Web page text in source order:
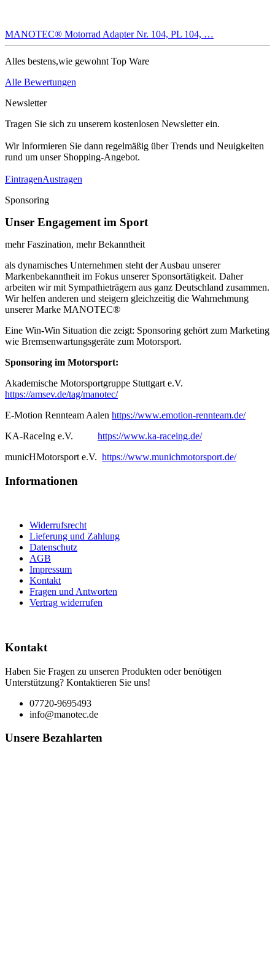
MANOTEC® Motorrad Adapter Nr. 104, PL 104, …
Alles bestens,wie gewohnt Top Ware
Alle Bewertungen
Newsletter
Tragen Sie sich zu unserem kostenlosen Newsletter ein.
Wir Informieren Sie dann regelmäßig über Trends und Neuigkeiten
rund um unser Shopping-Angebot.
EintragenAustragen
Sponsoring
Unser Engagement im Sport
mehr Faszination, mehr Bekanntheit
als dynamisches Unternehmen steht der Ausbau unserer
Markenbekanntheit im Fokus unserer Sponsortätigkeit. Daher
arbeiten wir mit Sympathieträgern aus ganz Deutschland zusammen.
Wir helfen anderen und steigern gleichzeitig die Wahrnehmung
unserer Marke MANOTEC®
Eine Win-Win Situation die zeigt: Sponsoring gehört zum Marketing
wie Bremsenwartungsgeräte zum Motorsport.
Sponsoring im Motorsport:
Akademische Motorsportgruppe Stuttgart e.V.
https://amsev.de/tag/manotec/
E-Motion Rennteam Aalen https://www.emotion-rennteam.de/
KA-RaceIng e.V. https://www.ka-raceing.de/
municHMotorsport e.V. https://www.munichmotorsport.de/
Informationen
Widerrufsrecht
Lieferung und Zahlung
Datenschutz
AGB
Impressum
Kontakt
Fragen und Antworten
Vertrag widerrufen
Kontakt
Haben Sie Fragen zu unseren Produkten oder benötigen
Unterstützung? Kontaktieren Sie uns!
07720-9695493
info@manotec.de
Unsere Bezahlarten